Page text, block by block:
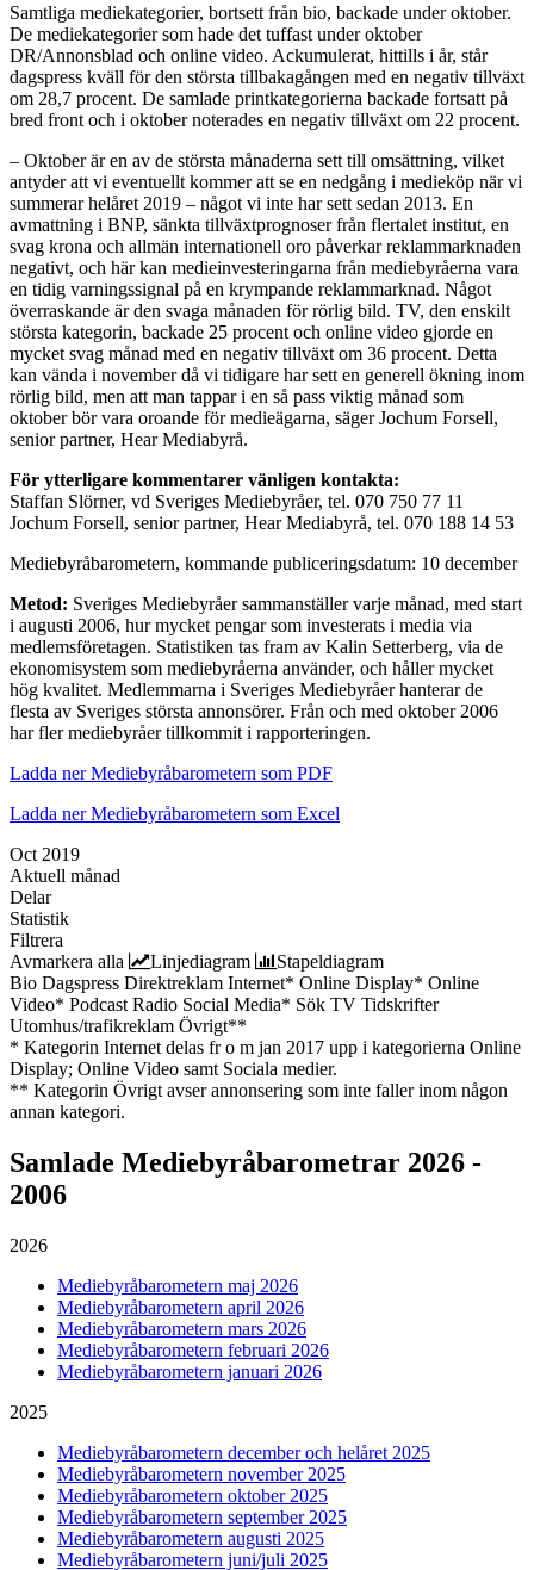
Samtliga mediekategorier, bortsett från bio, backade under oktober.
De mediekategorier som hade det tuffast under oktober
DR/Annonsblad och online video. Ackumulerat, hittills i år, står
dagspress kväll för den största tillbakagången med en negativ tillväxt
om 28,7 procent. De samlade printkategorierna backade fortsatt på
bred front och i oktober noterades en negativ tillväxt om 22 procent.
– Oktober är en av de största månaderna sett till omsättning, vilket
antyder att vi eventuellt kommer att se en nedgång i medieköp när vi
summerar helåret 2019 – något vi inte har sett sedan 2013. En
avmattning i BNP, sänkta tillväxtprognoser från flertalet institut, en
svag krona och allmän internationell oro påverkar reklammarknaden
negativt, och här kan medieinvesteringarna från mediebyråerna vara
en tidig varningssignal på en krympande reklammarknad. Något
överraskande är den svaga månaden för rörlig bild. TV, den enskilt
största kategorin, backade 25 procent och online video gjorde en
mycket svag månad med en negativ tillväxt om 36 procent. Detta
kan vända i november då vi tidigare har sett en generell ökning inom
rörlig bild, men att man tappar i en så pass viktig månad som
oktober bör vara oroande för medieägarna, säger Jochum Forsell,
senior partner, Hear Mediabyrå.
För ytterligare kommentarer vänligen kontakta:
Staffan Slörner, vd Sveriges Mediebyråer, tel. 070 750 77 11
Jochum Forsell, senior partner, Hear Mediabyrå, tel. 070 188 14 53
Mediebyråbarometern, kommande publiceringsdatum: 10 december
Metod: Sveriges Mediebyråer sammanställer varje månad, med start
i augusti 2006, hur mycket pengar som investerats i media via
medlemsföretagen. Statistiken tas fram av Kalin Setterberg, via de
ekonomisystem som mediebyråerna använder, och håller mycket
hög kvalitet. Medlemmarna i Sveriges Mediebyråer hanterar de
flesta av Sveriges största annonsörer. Från och med oktober 2006
har fler mediebyråer tillkommit i rapporteringen.
Ladda ner Mediebyråbarometern som PDF
Ladda ner Mediebyråbarometern som Excel
Oct 2019
Aktuell månad
Delar
Statistik
Filtrera
Avmarkera alla
Linjediagram
Stapeldiagram
Bio Dagspress Direktreklam Internet* Online Display* Online
Video* Podcast Radio Social Media* Sök TV Tidskrifter
Utomhus/trafikreklam Övrigt**
* Kategorin Internet delas fr o m jan 2017 upp i kategorierna Online
Display; Online Video samt Sociala medier.
** Kategorin Övrigt avser annonsering som inte faller inom någon
annan kategori.
Samlade Mediebyråbarometrar 2026 -
2006
2026
Mediebyråbarometern maj 2026
Mediebyråbarometern april 2026
Mediebyråbarometern mars 2026
Mediebyråbarometern februari 2026
Mediebyråbarometern januari 2026
2025
Mediebyråbarometern december och helåret 2025
Mediebyråbarometern november 2025
Mediebyråbarometern oktober 2025
Mediebyråbarometern september 2025
Mediebyråbarometern augusti 2025
Mediebyråbarometern juni/juli 2025